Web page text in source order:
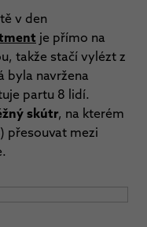
v den
je přímo na
takže stačí vylézt z
byla navržena
partu 8 lidí.
skútr, na kterém
přesouvat mezi